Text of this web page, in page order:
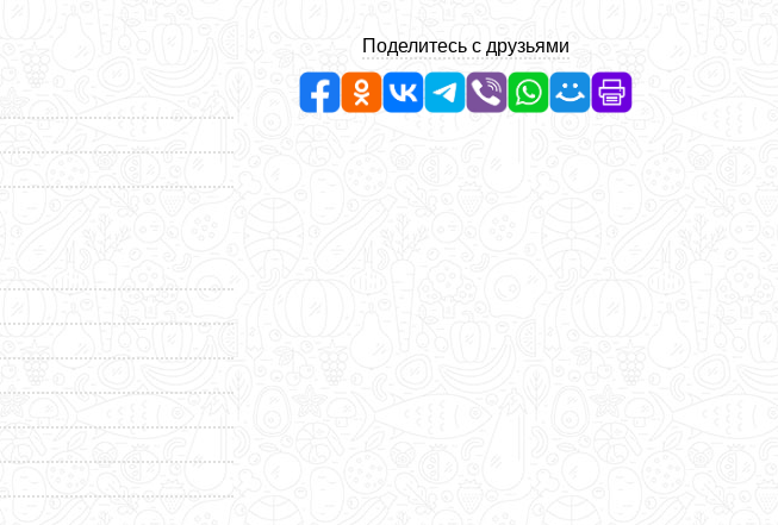
Поделитесь с друзьями